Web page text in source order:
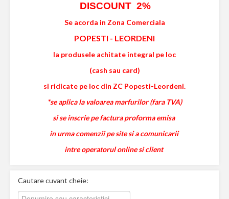
DISCOUNT 2%
Se acorda in Zona Comerciala
POPESTI - LEORDENI
la produsele achitate integral pe loc
(cash sau card)
si ridicate pe loc din ZC Popesti-Leordeni.
*se aplica la valoarea marfurilor (fara TVA)
si se inscrie pe factura proforma emisa
in urma comenzii pe site si a comunicarii
intre operatorul online si client
Cautare cuvant cheie: